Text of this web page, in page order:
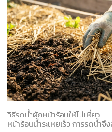
วิธีรดน้ำผักหน้าร้อนให้ไม่เหี่ยว
หน้าร้อนน้ำระเหยเร็ว การรดน้ำ